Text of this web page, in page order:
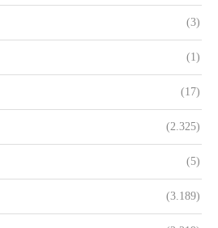
(3)
(1)
(17)
(2.325)
(5)
(3.189)